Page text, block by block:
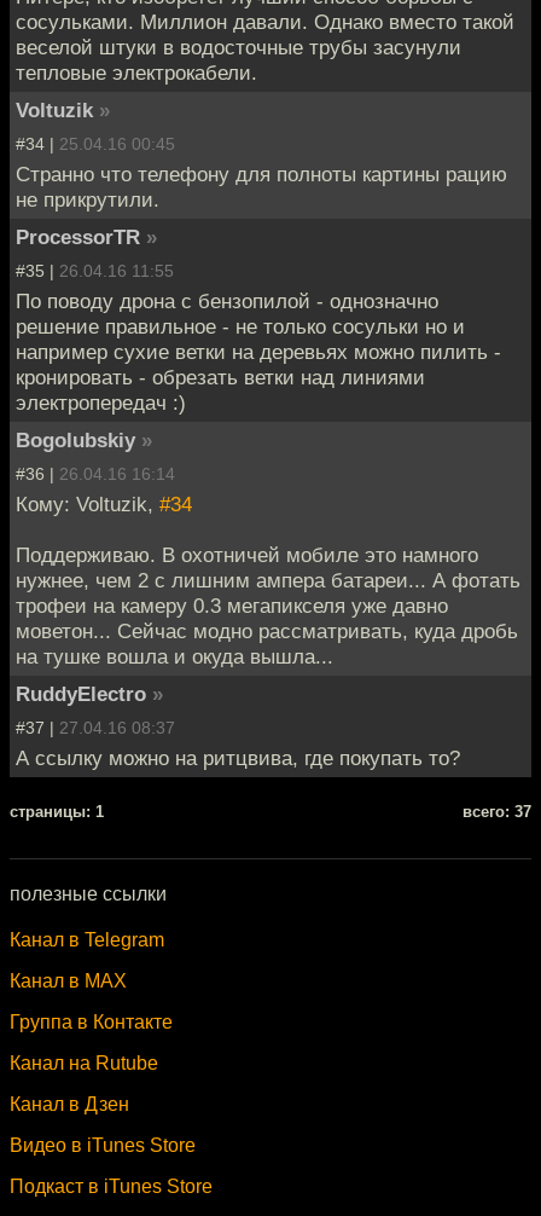
сосульками. Миллион давали. Однако вместо такой
веселой штуки в водосточные трубы засунули
тепловые электрокабели.
Voltuzik »
#34 | 25.04.16 00:45
Странно что телефону для полноты картины рацию
не прикрутили.
ProcessorTR »
#35 | 26.04.16 11:55
По поводу дрона с бензопилой - однозначно
решение правильное - не только сосульки но и
например сухие ветки на деревьях можно пилить -
кронировать - обрезать ветки над линиями
электропередач :)
Bogolubskiy »
#36 | 26.04.16 16:14
Кому: Voltuzik, #34
Поддерживаю. В охотничей мобиле это намного
нужнее, чем 2 с лишним ампера батареи... А фотать
трофеи на камеру 0.3 мегапикселя уже давно
моветон... Сейчас модно рассматривать, куда дробь
на тушке вошла и окуда вышла...
RuddyElectro »
#37 | 27.04.16 08:37
А ссылку можно на ритцвива, где покупать то?
cтраницы: 1 всего: 37
полезные ссылки
Канал в Telegram
Канал в MAX
Группа в Контакте
Канал на Rutube
Канал в Дзен
Видео в iTunes Store
Подкаст в iTunes Store